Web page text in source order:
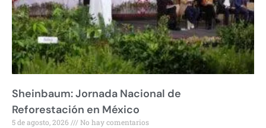
Sheinbaum: Jornada Nacional de
Reforestación en México
5 de agosto, 2026 No hay comentarios